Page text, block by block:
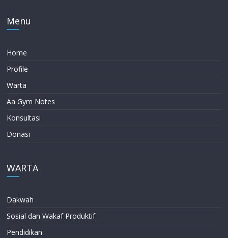
Menu
Home
Profile
Warta
Aa Gym Notes
Konsultasi
Donasi
WARTA
Dakwah
Sosial dan Wakaf Produktif
Pendidikan